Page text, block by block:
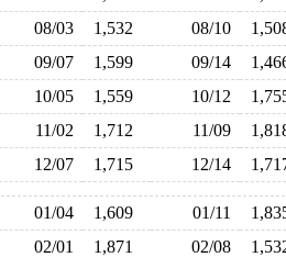
08/03 1,532 08/10
09/07 1,599 09/14
10/05 1,559 10/12
11/02 1,712 11/09
12/07 1,715 12/14
01/04 1,609 01/11
02/01 1,871 02/08